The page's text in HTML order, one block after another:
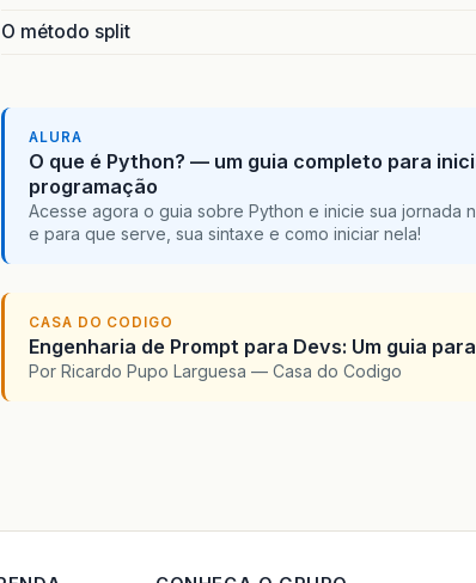
O método split
ALURA
O que é Python? — um guia completo para
programação
Acesse agora o guia sobre Python e inicie sua jornada
e para que serve, sua sintaxe e como iniciar nela!
CASA DO CODIGO
Engenharia de Prompt para Devs: Um guia
Por Ricardo Pupo Larguesa — Casa do Codigo